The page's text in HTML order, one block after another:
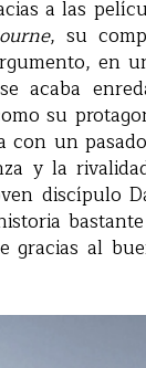
a las
, su
en
acaba
su
con un
y la
discípulo
gracias al